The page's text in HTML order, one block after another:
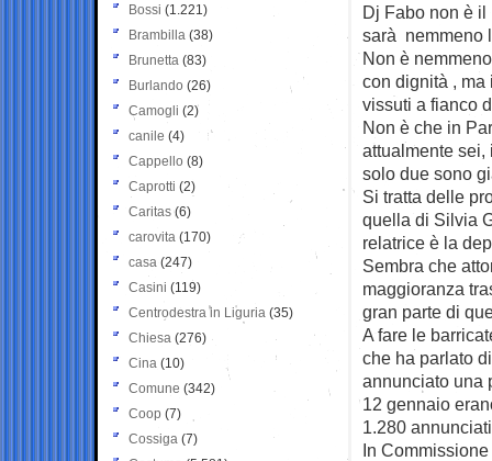
Dj Fabo non è
sarà nemmeno
Non è
con dignità ,
vissuti a fianco
Non è che in
attualmente sei,
solo due sono
Si tratta delle
quella di Silvia
relatrice è la
Sembra che
maggioranza
gran parte di
A fare le
che ha parlato
annunciato una
12 gennaio
1.280
In
Bossi (1.221)
Brambilla (38)
Brunetta (83)
Burlando (26)
Camogli (2)
canile (4)
Cappello (8)
Caprotti (2)
Caritas (6)
carovita (170)
casa (247)
Casini (119)
Centrodestra in Liguria (35)
Chiesa (276)
Cina (10)
Comune (342)
Coop (7)
Cossiga (7)